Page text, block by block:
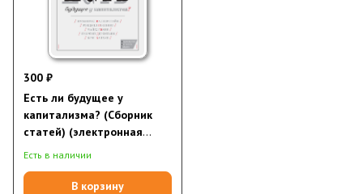
300 ₽
Есть ли будущее у
капитализма? (Сборник
статей) (электронная
книга)
Есть в наличии
В корзину